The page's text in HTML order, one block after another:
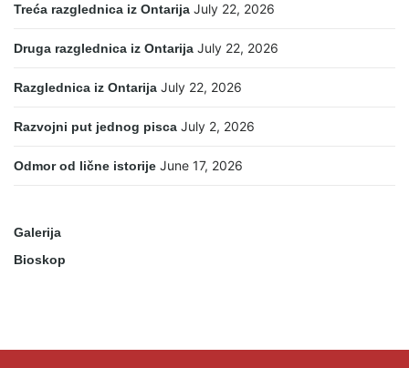
Treća razglednica iz Ontarija July 22, 2026
Druga razglednica iz Ontarija July 22, 2026
Razglednica iz Ontarija July 22, 2026
Razvojni put jednog pisca July 2, 2026
Odmor od lične istorije June 17, 2026
Galerija
Bioskop